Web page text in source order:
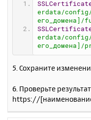
erdata/config/
его_домена]/
erdata/config/
его_домена]/
5. Сохраните
6. Проверьте
https://